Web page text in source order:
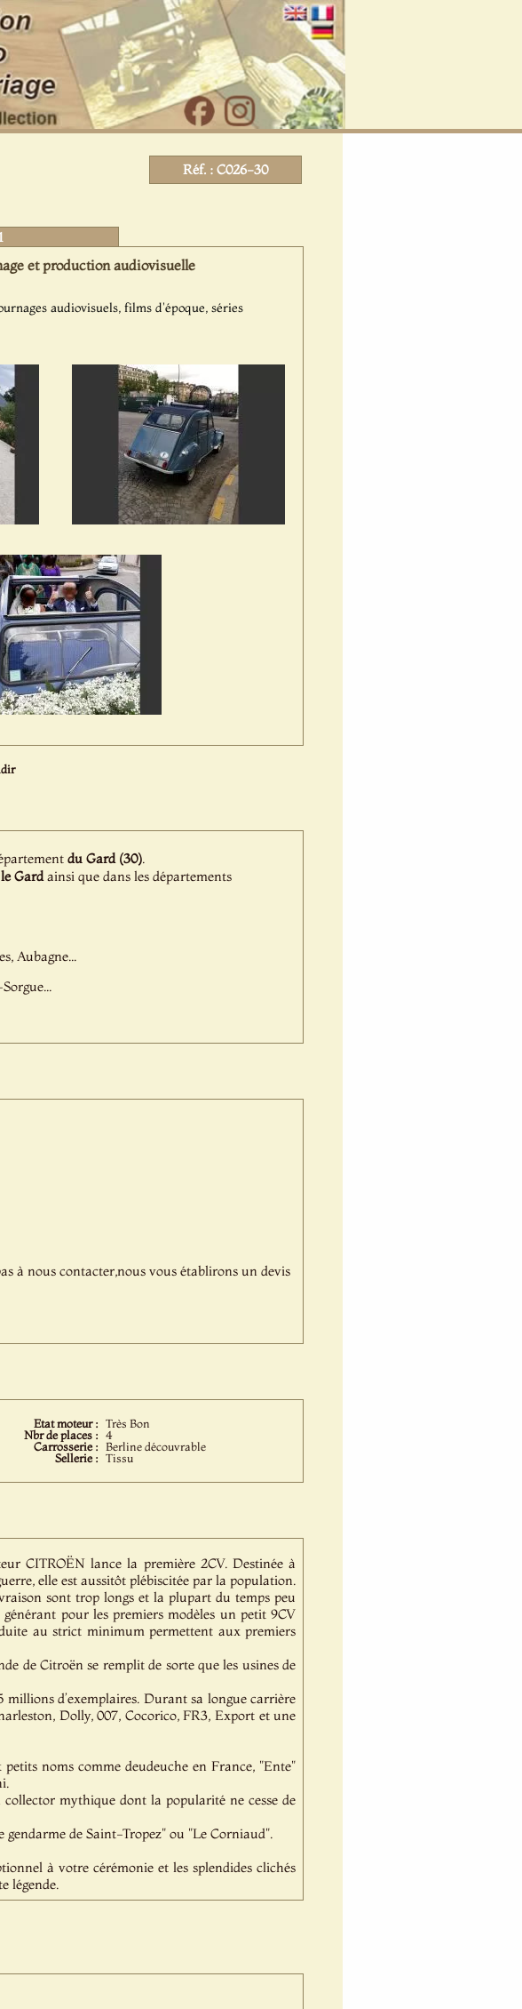
Réf. : C026-30
et production audiovisuelle
audiovisuels, films d'époque, séries
du Gard (30).
Gardainsi que dans les départements
Aubagne...
à nous contacter,nous vous établirons un devis
Etat moteur : Très Bon
Nbr de places : 4
Carrosserie : Berline découvrable
Sellerie : Tissu
CITROËN lance la première 2CV. Destinée à
elle est aussitôt plébiscitée par la population.
sont trop longs et la plupart du temps peu
pour les premiers modèles un petit 9CV
au strict minimum permettent aux premiers
de Citroën se remplit de sorte que les usines de
millions d’exemplaires. Durant sa longue carrière
Dolly, 007, Cocorico, FR3, Export et une
noms comme deudeuche en France, "Ente"
mythique dont la popularité ne cesse de
gendarme de Saint-Tropez" ou "Le Corniaud".
à votre cérémonie et les splendides clichés
légende.